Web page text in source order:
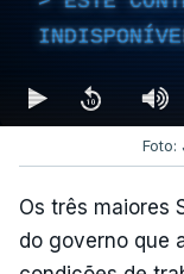
Foto:
Os três maiores
do governo que